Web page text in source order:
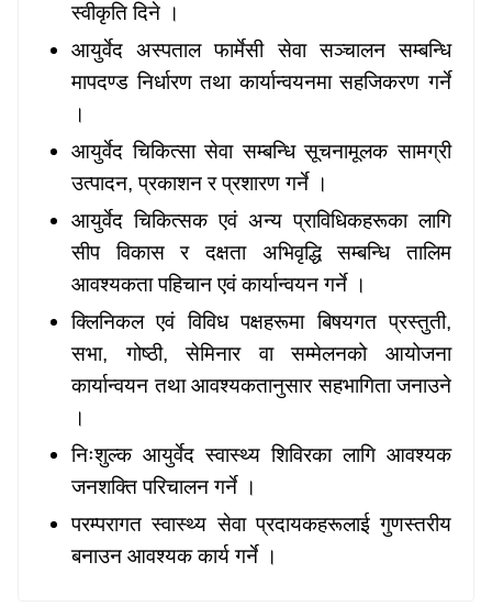
स्वीकृति दिने ।
आयुर्वेद अस्पताल फार्मेसी सेवा सञ्चालन सम्बन्धि
मापदण्ड निर्धारण तथा कार्यान्वयनमा सहजिकरण गर्ने
।
आयुर्वेद चिकित्सा सेवा सम्बन्धि सूचनामूलक सामग्री
उत्पादन, प्रकाशन र प्रशारण गर्ने ।
आयुर्वेद चिकित्सक एवं अन्य प्राविधिकहरूका लागि
सीप विकास र दक्षता अभिवृद्धि सम्बन्धि तालिम
आवश्यकता पहिचान एवं कार्यान्वयन गर्ने ।
क्लिनिकल एवं विविध पक्षहरूमा बिषयगत प्रस्तुती,
सभा, गोष्ठी, सेमिनार वा सम्मेलनको आयोजना
कार्यान्वयन तथा आवश्यकतानुसार सहभागिता जनाउने
।
निःशुल्क आयुर्वेद स्वास्थ्य शिविरका लागि आवश्यक
जनशक्ति परिचालन गर्ने ।
परम्परागत स्वास्थ्य सेवा प्रदायकहरूलाई गुणस्तरीय
बनाउन आवश्यक कार्य गर्ने ।